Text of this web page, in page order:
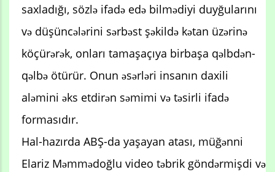
saxladığı, sözlə ifadə edə bilmədiyi duyğularını
və düşüncələrini sərbəst şəkildə kətan üzərinə
köçürərək, onları tamaşaçıya birbaşa qəlbdən-
qəlbə ötürür. Onun əsərləri insanın daxili
aləmini əks etdirən səmimi və təsirli ifadə
formasıdır.
Hal-hazırda ABŞ-da yaşayan atası, müğənni
Elariz Məmmədoğlu video təbrik göndərmişdi və